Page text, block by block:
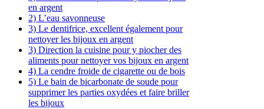
en argent
2) L’eau savonneuse
3) Le dentifrice, excellent également pour
nettoyer les bijoux en argent
3) Direction la cuisine pour y piocher des
aliments pour nettoyer vos bijoux en argent
4) La cendre froide de cigarette ou de bois
5) Le bain de bicarbonate de soude pour
supprimer les parties oxydées et faire briller
les bijoux